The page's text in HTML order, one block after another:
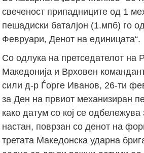
свеченост припадниците од 1
пешадиски баталјон (1.мпб) го
Февруари, Денот на единицата“.
Со одлука на претседателот на
Македонија и Врховен
сили д-р Ѓорге Иванов, 26-ти
за Ден на првиот механизиран
како датум со кој се одбележува
настан, поврзан со денот на
третата Македонска ударна